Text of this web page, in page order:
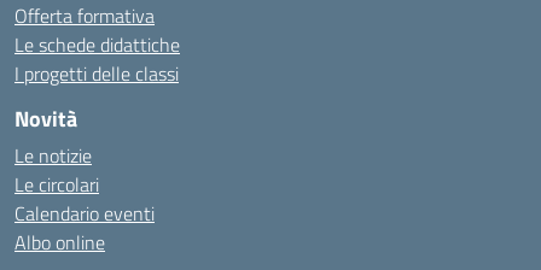
Offerta formativa
Le schede didattiche
I progetti delle classi
Novità
Le notizie
Le circolari
Calendario eventi
Albo online